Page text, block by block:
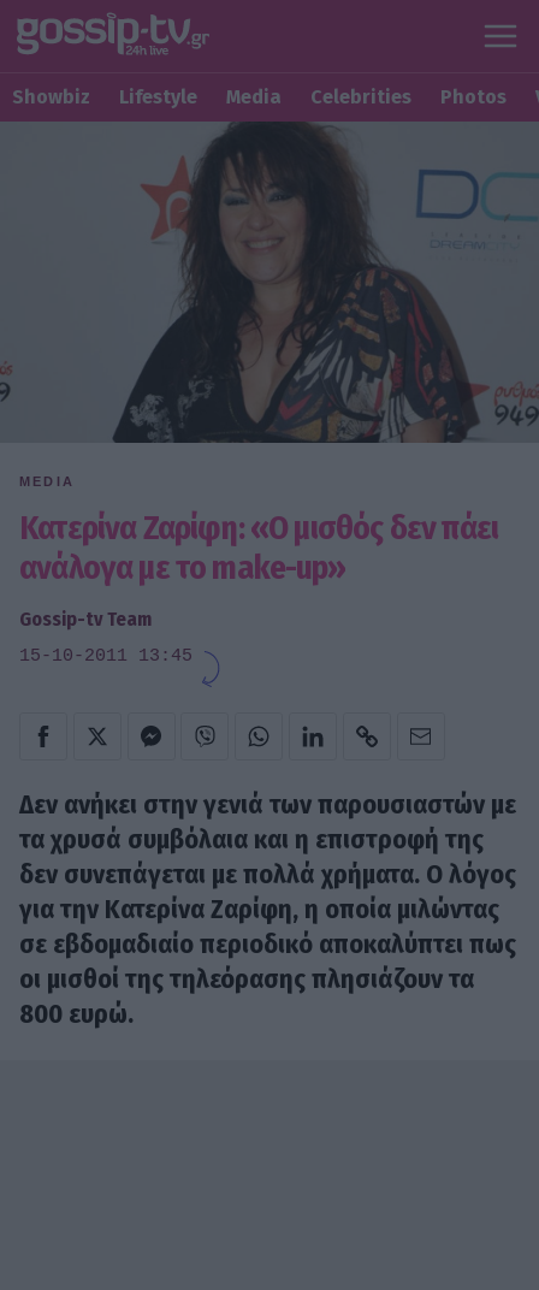
Showbiz Lifestyle Media Celebrities Photos
MEDIA
Κατερίνα Ζαρίφη: «Ο μισθός δεν πάει
ανάλογα με το make-up»
Gossip-tv Team
15-10-2011 13:45
Δεν ανήκει στην γενιά των παρουσιαστών με
τα χρυσά συμβόλαια και η επιστροφή της
δεν συνεπάγεται με πολλά χρήματα. Ο λόγος
για την Κατερίνα Ζαρίφη, η οποία μιλώντας
σε εβδομαδιαίο περιοδικό αποκαλύπτει πως
οι μισθοί της τηλεόρασης πλησιάζουν τα
800 ευρώ.